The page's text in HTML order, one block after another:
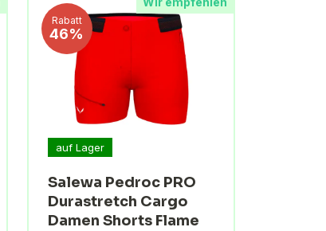
Rabatt
46%
auf Lager
Salewa Pedroc PRO
Durastretch Cargo
Damen Shorts Flame